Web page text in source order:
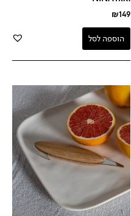
₪149
הוספה לסל